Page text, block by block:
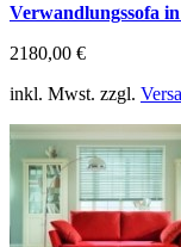
Verwandlungssofa
2180,00 €
inkl. Mwst. zzgl.